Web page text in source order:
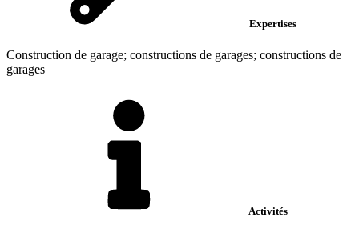
Expertises
Construction de garage; constructions de garages; constructions de
garages
Activités